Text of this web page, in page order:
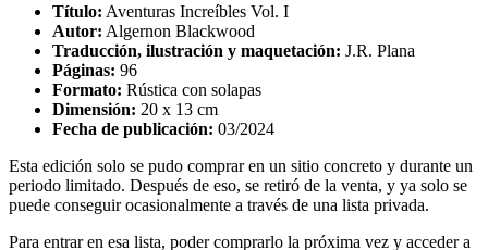
Título: Aventuras Increíbles Vol. I
Autor: Algernon Blackwood
Traducción, ilustración y maquetación: J.R. Plana
Páginas: 96
Formato: Rústica con solapas
Dimensión: 20 x 13 cm
Fecha de publicación: 03/2024
Esta edición solo se pudo comprar en un sitio concreto y durante un
periodo limitado. Después de eso, se retiró de la venta, y ya solo se
puede conseguir ocasionalmente a través de una lista privada.
Para entrar en esa lista, poder comprarlo la próxima vez y acceder a